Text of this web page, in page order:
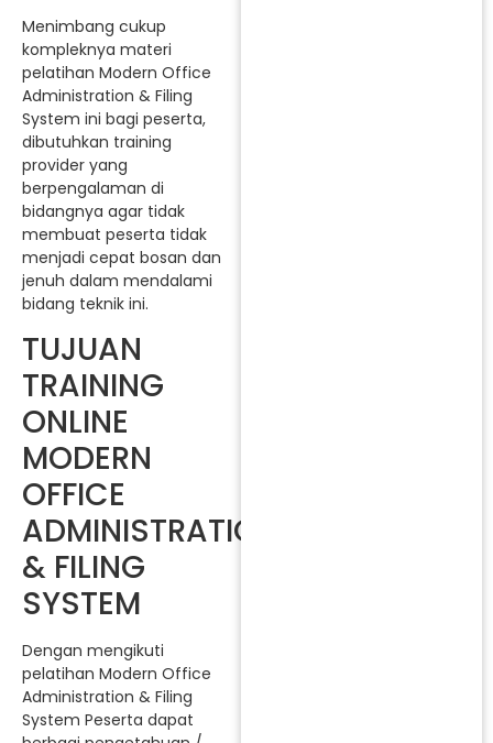
Menimbang cukup
kompleknya materi
pelatihan Modern Office
Administration & Filing
System ini bagi peserta,
dibutuhkan training
provider yang
berpengalaman di
bidangnya agar tidak
membuat peserta tidak
menjadi cepat bosan dan
jenuh dalam mendalami
bidang teknik ini.
TUJUAN
TRAINING
ONLINE
MODERN
OFFICE
ADMINISTRATION
& FILING
SYSTEM
Dengan mengikuti
pelatihan Modern Office
Administration & Filing
System Peserta dapat